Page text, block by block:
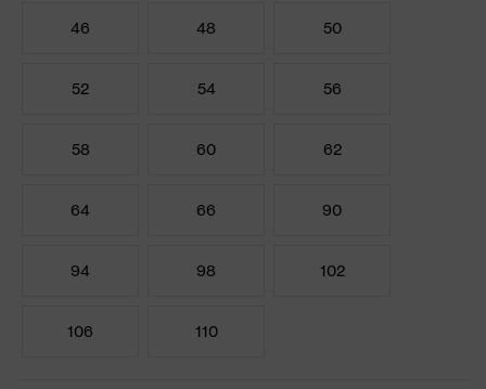
46 48 50
52 54 56
58 60 62
64 66 90
94 98 102
106 110